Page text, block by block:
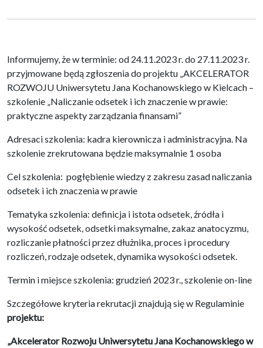
Informujemy, że w terminie: od 24.11.2023 r. do 27.11.2023 r.
przyjmowane będą zgłoszenia do projektu „AKCELERATOR
ROZWOJU Uniwersytetu Jana Kochanowskiego w Kielcach –
szkolenie „Naliczanie odsetek i ich znaczenie w prawie:
praktyczne aspekty zarządzania finansami”
Adresaci szkolenia: kadra kierownicza i administracyjna. Na
szkolenie zrekrutowana będzie maksymalnie 1 osoba
Cel szkolenia: pogłębienie wiedzy z zakresu zasad naliczania
odsetek i ich znaczenia w prawie
Tematyka szkolenia: definicja i istota odsetek, źródła i
wysokość odsetek, odsetki maksymalne, zakaz anatocyzmu,
rozliczanie płatności przez dłużnika, proces i procedury
rozliczeń, rodzaje odsetek, dynamika wysokości odsetek.
Termin i miejsce szkolenia: grudzień 2023 r., szkolenie on-line
Szczegółowe kryteria rekrutacji znajdują się w Regulaminie
projektu:
„Akcelerator Rozwoju Uniwersytetu Jana Kochanowskiego w